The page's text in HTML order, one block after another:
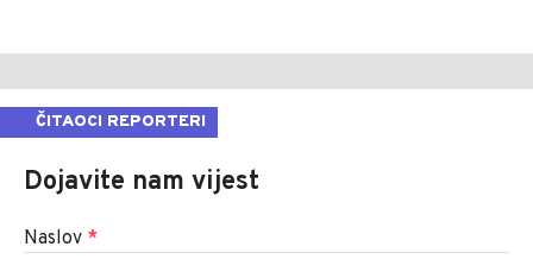
ČITAOCI REPORTERI
Dojavite nam vijest
Naslov *